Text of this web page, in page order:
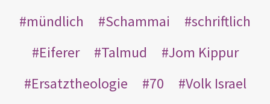
mündlich
Schammai
schriftlich
Eiferer
Talmud
Jom Kippur
Ersatztheologie
70
Volk Israel